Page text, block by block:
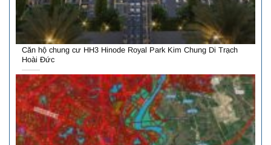
Căn hộ chung cư HH3 Hinode Royal Park Kim Chung Di Trạch
Hoài Đức